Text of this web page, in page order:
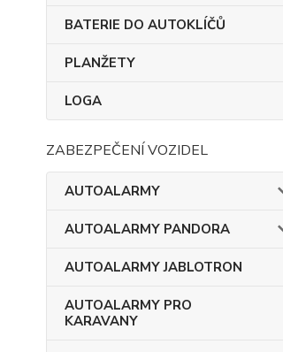
BATERIE DO AUTOKLÍČŮ
PLANŽETY
LOGA
ZABEZPEČENÍ VOZIDEL
AUTOALARMY
AUTOALARMY PANDORA
AUTOALARMY JABLOTRON
AUTOALARMY PRO
KARAVANY